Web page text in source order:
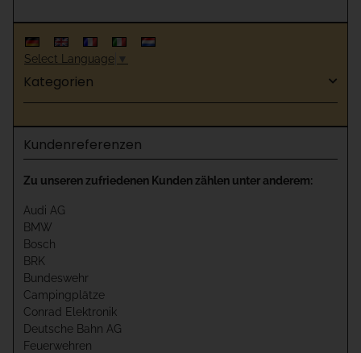
Select Language ▼
Kategorien
Kundenreferenzen
Zu unseren zufriedenen Kunden zählen unter anderem:
Audi AG
BMW
Bosch
BRK
Bundeswehr
Campingplätze
Conrad Elektronik
Deutsche Bahn AG
Feuerwehren